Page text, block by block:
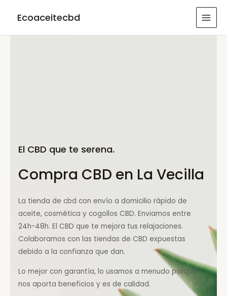
Ecoaceitecbd
El CBD que te serena.
Compra CBD en La Vecilla
La tienda de cbd con envío a domicilio rápido de
aceite, cosmética y cogollos CBD. Enviamos entre
24h-48h. El CBD que te mejora tus relajaciones.
Colaboramos con las tiendas de CBD expuestas
debido a la confianza que dan.
Lo mejor con garantía, lo usamos a menudo porque
nos aporta beneficios y es de calidad.